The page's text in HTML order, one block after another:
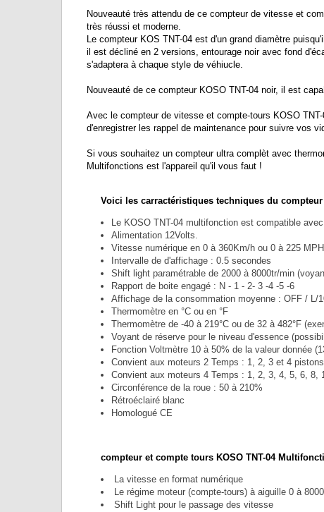
Nouveauté très attendu de ce compteur de vitesse et
très réussi et moderne.
Le compteur KOS TNT-04 est d'un grand diamètre
il est décliné en 2 versions, entourage noir avec fond
s'adaptera à chaque style de véhiucle.
Nouveauté de ce compteur KOSO TNT-04 noir, il est
Avec le compteur de vitesse et compte-tours KOSO
d'enregistrer les rappel de maintenance pour suivre vos
Si vous souhaitez un compteur ultra complèt avec
Multifonctions est l'appareil qu'il vous faut !
Voici les carractéristiques techniques du
Le KOSO TNT-04 multifonction est compatible
Alimentation 12Volts.
Vitesse numérique en 0 à 360Km/h ou 0 à 225 MPH
Intervalle de d'affichage : 0.5 secondes
Shift light paramétrable de 2000 à 8000tr/min
Rapport de boite engagé : N - 1 - 2- 3 -4 -5 -6
Affichage de la consommation moyenne : OFF /
Thermomètre en °C ou en °F
Thermomètre de -40 à 219°C ou de 32 à 482°F
Voyant de réserve pour le niveau d'essence
Fonction Voltmètre 10 à 50% de la valeur donnée
Convient aux moteurs 2 Temps : 1, 2, 3 et 4 pistons
Convient aux moteurs 4 Temps : 1, 2, 3, 4, 5, 6, 8,
Circonférence de la roue : 50 à 210%
Rétroéclairé blanc
Homologué CE
compteur et compte tours KOSO TNT-04
La vitesse en format numérique
Le régime moteur (compte-tours) à aiguille 0 à
Shift Light pour le passage des vitesse